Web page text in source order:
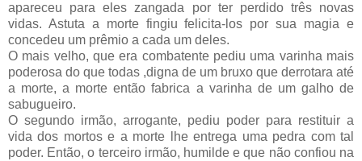
apareceu para eles zangada por ter perdido três novas
vidas. Astuta a morte fingiu felicita-los por sua magia e
concedeu um prêmio a cada um deles.
O mais velho, que era combatente pediu uma varinha mais
poderosa do que todas ,digna de um bruxo que derrotara até
a morte, a morte então fabrica a varinha de um galho de
sabugueiro.
O segundo irmão, arrogante, pediu poder para restituir a
vida dos mortos e a morte lhe entrega uma pedra com tal
poder. Então, o terceiro irmão, humilde e que não confiou na